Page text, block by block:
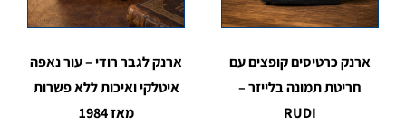
ארנק כרטיסים קופצים עם
חריטת תמונה בלייזר –
RUDI
ארנק לגבר רודי – עור נאפה
איטלקי ואיכות ללא פשרות
מאז 1984